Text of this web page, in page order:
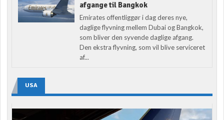
afgange til Bangkok
Emirates offentliggør i dag deres nye,
daglige flyvning mellem Dubai og Bangkok,
som bliver den syvende daglige afgang.
Den ekstra flyvning, som vil blive serviceret
af...
USA